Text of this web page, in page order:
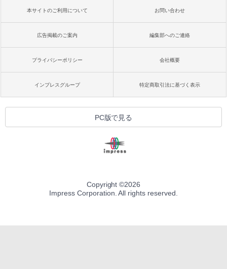
本サイトのご利用について お問い合わせ
広告掲載のご案内 編集部へのご連絡
プライバシーポリシー 会社概要
インプレスグループ 特定商取引法に基づく表示
PC版で見る
Copyright ©2026
Impress Corporation. All rights reserved.